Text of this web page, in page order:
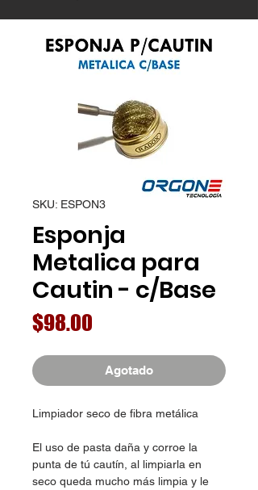
SKU: ESPON3
Esponja
Metalica para
Cautin - c/Base
$98.00
Agotado
Limpiador seco de fibra metálica
El uso de pasta daña y corroe la
punta de tú cautín, al limpiarla en
seco queda mucho más limpia y le